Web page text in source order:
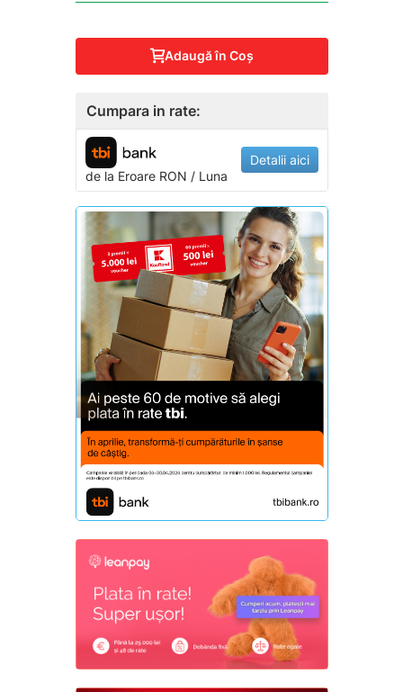
Adaugă în Coş
Cumpara in rate:
de la EroareRON / Luna
Detalii aici